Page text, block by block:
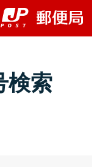
検索